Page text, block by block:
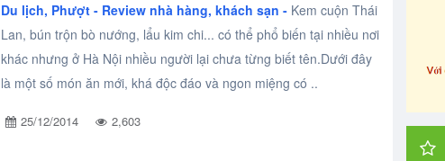
Du lịch, Phượt - Review nhà hàng, khách sạn - Kem cuộn Thái
Lan, bún trộn bò nướng, lẩu kim chi... có thể phổ biến tại nhiều nơi
khác nhưng ở Hà Nội nhiều người lại chưa từng biết tên.Dưới đây
là một số món ăn mới, khá độc đáo và ngon miệng có ..
25/12/2014 2,603